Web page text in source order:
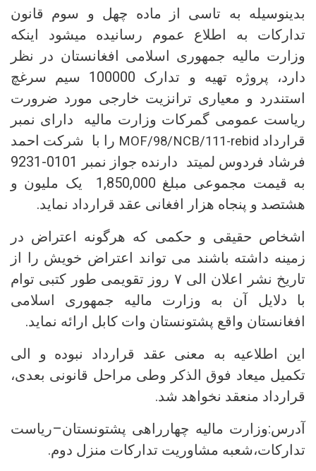
بدینوسیله به تاسی از ماده چهل و سوم قانون
تدارکات به اطلاع عموم رسانیده میشود اینکه
وزارت مالیه جمهوری اسلامی افغانستان در نظر
دارد، پروژه تهیه و تدارک 100000 سیم سرغچ
استندرد و معیاری ترانزیت خارجی مورد ضرورت
ریاست عمومی گمرکات وزارت مالیه دارای نمبر
قرارداد MOF/98/NCB/111-rebid را با شرکت احمد
فرشاد فردوس لمیتد دارنده جواز نمبر 0101-9231
به قیمت مجموعی مبلغ 1,850,000 یک ملیون و
هشتصد و پنجاه هزار افغانی عقد قرارداد نماید.
اشخاص حقیقی و حکمی که هرگونه اعتراض در
زمینه داشته باشند می تواند اعتراض خویش را از
تاریخ نشر اعلان الی ۷ روز تقویمی طور کتبی توام
با دلایل آن به وزارت مالیه جمهوری اسلامی
افغانستان واقع پشتونستان وات کابل ارائه نماید.
این اطلاعیه به معنی عقد قرارداد نبوده و الی
تکمیل میعاد فوق الذکر وطی مراحل قانونی بعدی،
قرارداد منعقد نخواهد شد.
آدرس:وزارت مالیه چهارراهی پشتونستان–ریاست
تدارکات،شعبه مشاوریت تدارکات منزل دوم.